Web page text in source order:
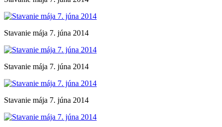
Stavanie mája 7. júna 2014
Stavanie mája 7. júna 2014
Stavanie mája 7. júna 2014